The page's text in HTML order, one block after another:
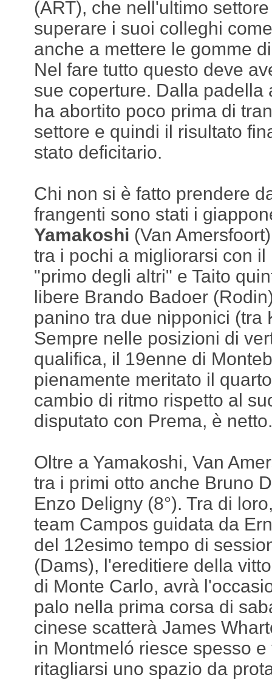
(ART), che nell'ultimo
superare i suoi colleghi
anche a mettere le gomme
Nel fare tutto questo deve
sue coperture. Dalla padella
ha abortito poco prima di
settore e quindi il risultato
stato deficitario.
Chi non si è fatto prendere
frangenti sono stati i
Yamakoshi (Van
tra i pochi a migliorarsi con
"primo degli altri" e Taito
libere Brando Badoer
panino tra due nipponici (tra
Sempre nelle posizioni di
qualifica, il 19enne di
pienamente meritato il
cambio di ritmo rispetto al
disputato con Prema, è netto.
Oltre a Yamakoshi, Van
tra i primi otto anche Bruno
Enzo Deligny (8°). Tra di
team Campos guidata da
del 12esimo tempo di
(Dams), l'ereditiere della
di Monte Carlo, avrà
palo nella prima corsa di
cinese scatterà James
in Montmeló riesce spesso
ritagliarsi uno spazio da